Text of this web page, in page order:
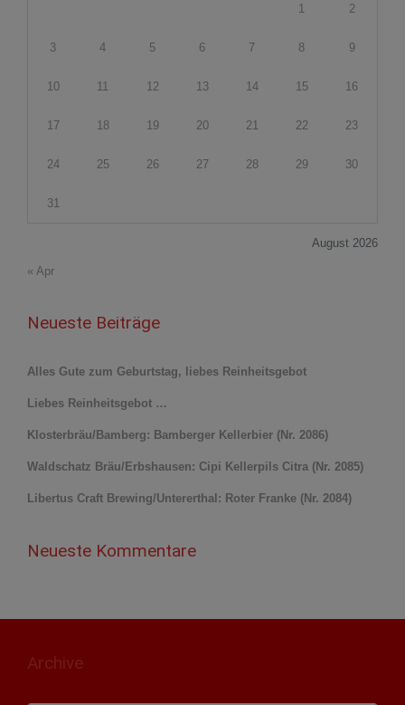
August 2026
1 2
3 4 5 6 7 8 9
10 11 12 13 14 15 16
17 18 19 20 21 22 23
24 25 26 27 28 29 30
31
« Apr
Neueste Beiträge
Alles Gute zum Geburtstag, liebes Reinheitsgebot
Liebes Reinheitsgebot …
Klosterbräu/Bamberg: Bamberger Kellerbier (Nr. 2086)
Waldschatz Bräu/Erbshausen: Cipi Kellerpils Citra (Nr. 2085)
Libertus Craft Brewing/Untererthal: Roter Franke (Nr. 2084)
Neueste Kommentare
Archive